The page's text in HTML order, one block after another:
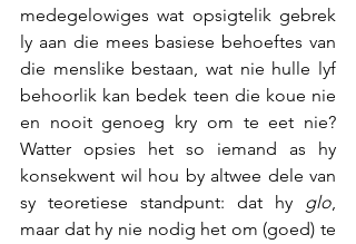
medegelowiges wat opsigtelik gebrek
ly aan die mees basiese behoeftes van
die menslike bestaan, wat nie hulle lyf
behoorlik kan bedek teen die koue nie
en nooit genoeg kry om te eet nie?
Watter opsies het so iemand as hy
konsekwent wil hou by altwee dele van
sy teoretiese standpunt: dat hy glo,
maar dat hy nie nodig het om (goed) te